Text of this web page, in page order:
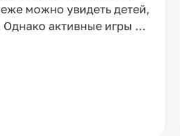
можно увидеть детей,
активные игры на
социальных